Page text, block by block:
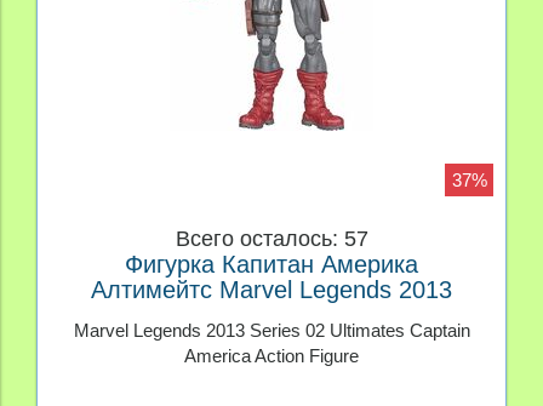
37%
Всего осталось: 57
Фигурка Капитан Америка
Алтимейтс Marvel Legends 2013
Marvel Legends 2013 Series 02 Ultimates Captain
America Action Figure